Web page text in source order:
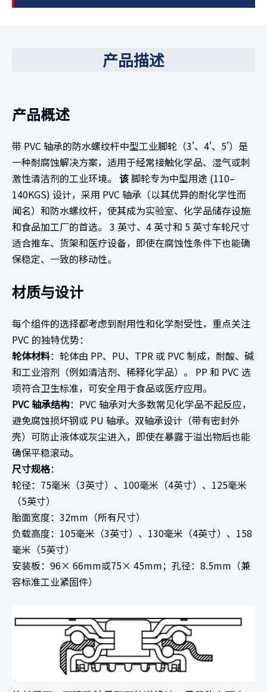
产品描述
产品概述
带 PVC 轴承的防水螺纹杆中型工业脚轮（3'、4'、5'）是
一种耐腐蚀解决方案，适用于经常接触化学品、湿气或刺
激性清洁剂的工业环境。 该脚轮专为中型用途 (110–
140KGS) 设计，采用 PVC 轴承（以其优异的耐化学性而
闻名）和防水螺纹杆，使其成为实验室、化学品储存设施
和食品加工厂的首选。 3 英寸、4 英寸和 5 英寸车轮尺寸
适合推车、货架和医疗设备，即使在腐蚀性条件下也能确
保稳定、一致的移动性。
材质与设计
每个组件的选择都考虑到耐用性和化学耐受性，重点关注
PVC 的独特优势：
轮体材料：轮体由 PP、PU、TPR 或 PVC 制成，耐酸、碱
和工业溶剂（例如清洁剂、稀释化学品）。 PP 和 PVC 选
项符合卫生标准，可安全用于食品或医疗应用。
PVC 轴承结构：PVC 轴承对大多数常见化学品不起反应，
避免腐蚀损坏钢或 PU 轴承。双轴承设计（带有密封外
壳）可防止液体或灰尘进入，即使在暴露于溢出物后也能
确保平稳滚动。
尺寸规格：
轮径：75毫米（3英寸）、100毫米（4英寸）、125毫米
（5英寸）
胎面宽度：32mm（所有尺寸）
负载高度：105毫米（3英寸）、130毫米（4英寸）、158
毫米（5英寸）
安装板：96× 66mm或75× 45mm；孔径：8.5mm（兼
容标准工业紧固件）